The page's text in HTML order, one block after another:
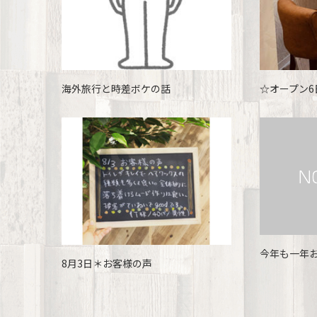
海外旅行と時差ボケの話 ☆オープン
8月3日＊お客様の声
今年も一年